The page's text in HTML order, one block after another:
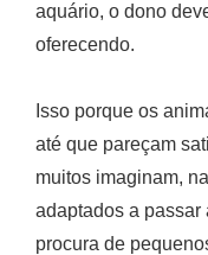
aquário, o dono
oferecendo.
Isso porque os
até que pareçam
muitos imaginam,
adaptados a passar
procura de